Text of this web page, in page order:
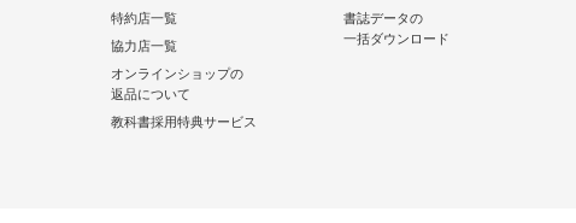
特約店一覧
協力店一覧
オンラインショップの
返品について
教科書採用特典サービス
書誌データの
一括ダウンロード